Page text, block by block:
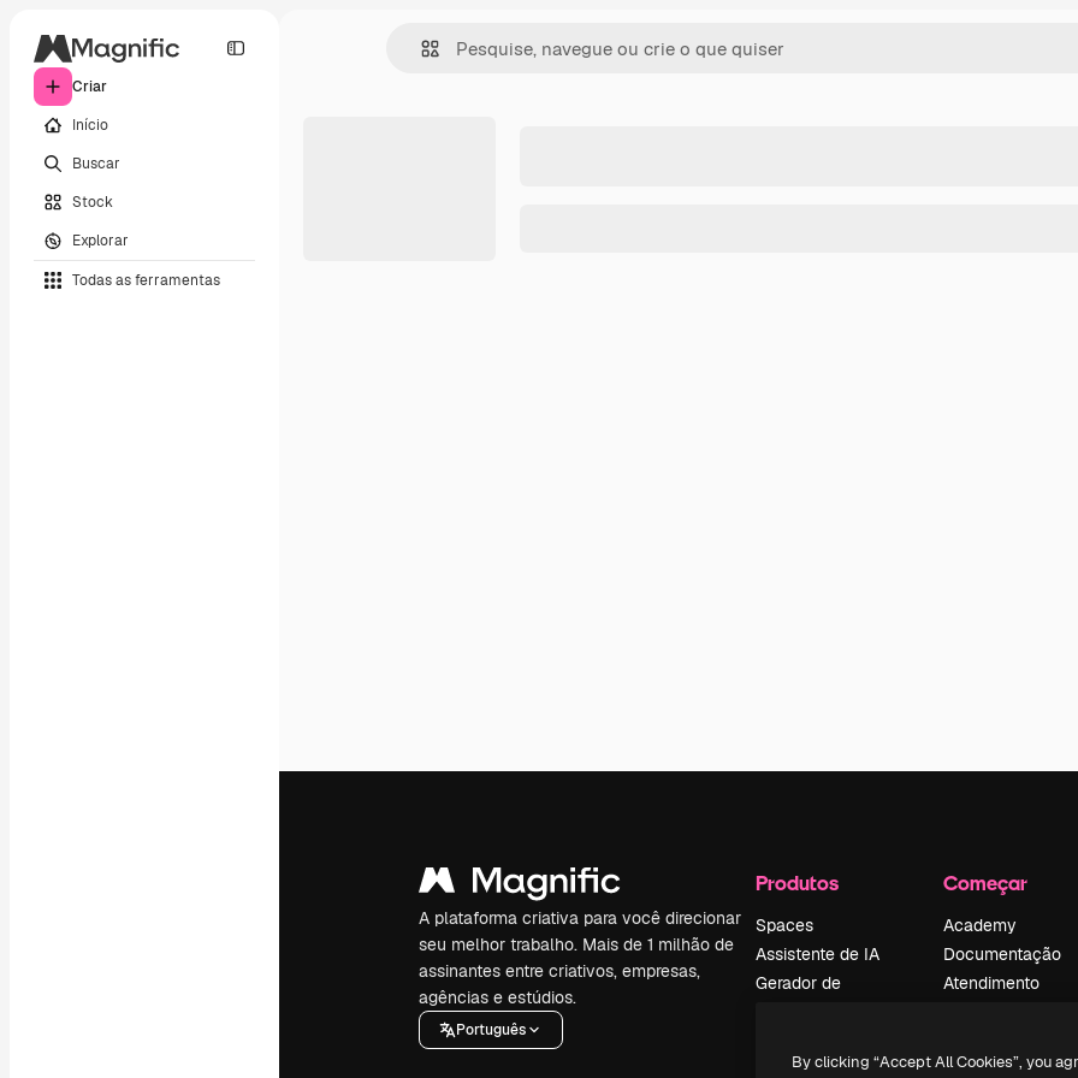
Criar
Início
Buscar
Stock
Explorar
Todas as ferramentas
A plataforma criativa para você direcionar
seu melhor trabalho. Mais de 1 milhão de
assinantes entre criativos, empresas,
agências e estúdios.
Português
Produtos
Spaces
Assistente de IA
Gerador de
Texto para voz
Começar
Academy
Documentação
Atendimento
Política de
By clicking “Accept All Cookies”, you